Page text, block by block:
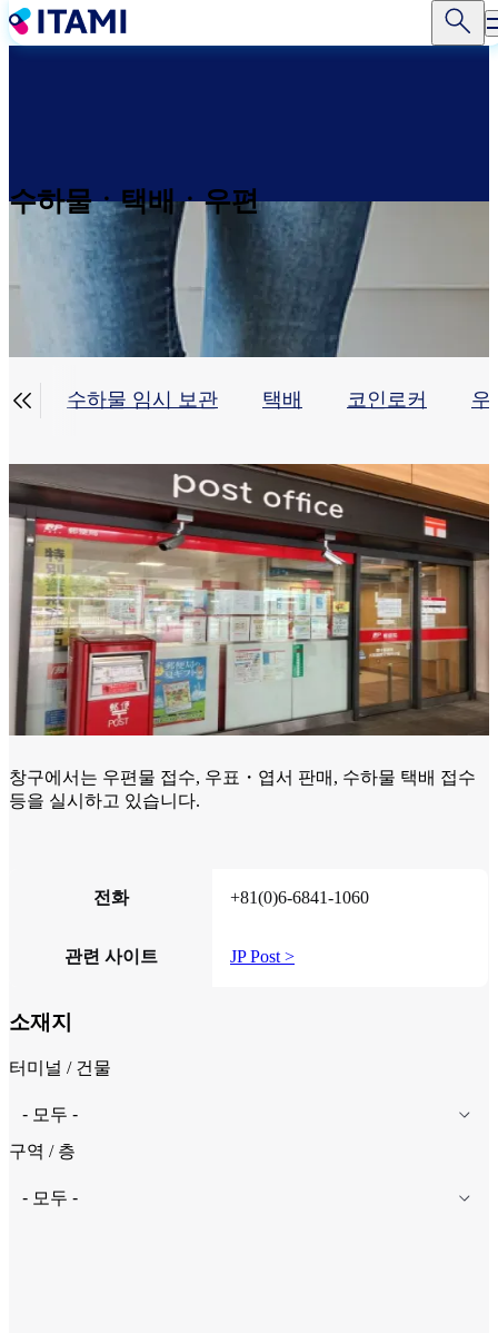
주
요
뛰
수하물ㆍ택배ㆍ우편
수하물 임시 보관 택배 코인로커 우

창구에서는 우편물 접수, 우표・엽서 판매, 수하물 택배 접수
등을 실시하고 있습니다.
전화 +81(0)6-6841-1060
관련 사이트 JP Post >
소재지
터미널 / 건물
구역 / 층